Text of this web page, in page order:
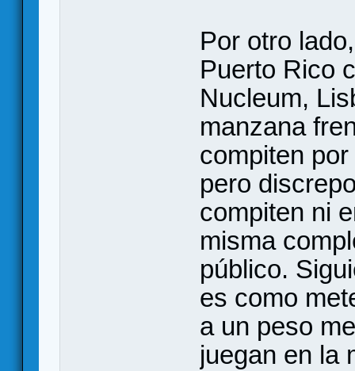
Por otro
Puerto Rico
Nucleum,
manzana
compiten
pero
compiten ni
misma
público.
es como
a un peso
juegan en la